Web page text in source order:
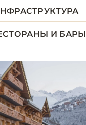
ЛУАРЫ
БЕРЕГ
И БАРЫ